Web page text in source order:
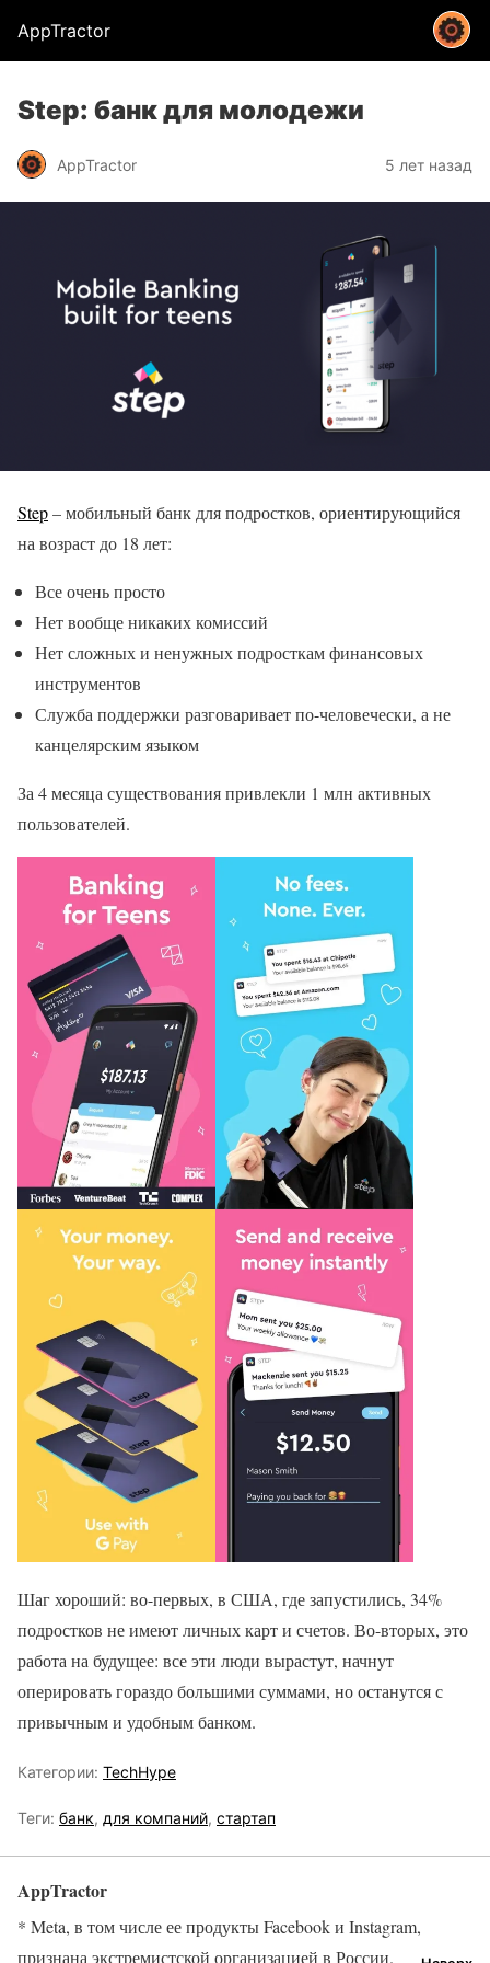
AppTractor
Step: банк для молодежи
AppTractor 5 лет назад
Step– мобильный банк для подростков, ориентирующийся
на возраст до 18 лет:
Все очень просто
Нет вообще никаких комиссий
Нет сложных и ненужных подросткам финансовых
инструментов
Служба поддержки разговаривает по-человечески, а не
канцелярским языком
За 4 месяца существования привлекли 1 млн активных
пользователей.
Шаг хороший: во-первых, в США, где запустились, 34%
подростков не имеют личных карт и счетов. Во-вторых, это
работа на будущее: все эти люди вырастут, начнут
оперировать гораздо большими суммами, но останутся с
привычным и удобным банком.
Категории: TechHype
Теги: банк, для компаний, стартап
AppTractor
* Meta, в том числе ее продукты Facebook и Instagram,
признана экстремистской организацией в России.